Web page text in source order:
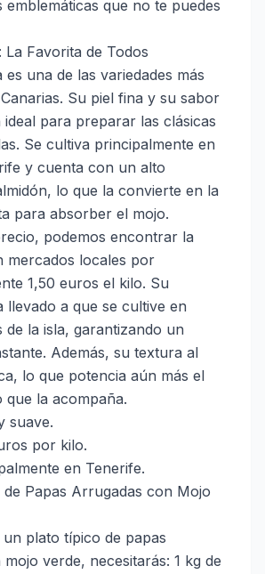
emblemáticas que no te puedes
La Favorita de Todos
es una de las variedades más
Su piel fina y su sabor
para preparar las clásicas
Se cultiva principalmente en
y cuenta con un alto
lo que la convierte en la
para absorber el mojo.
podemos encontrar la
mercados locales por
1,50 euros el kilo. Su
llevado a que se cultive en
de la isla, garantizando un
Además, su textura al
lo que potencia aún más el
que la acompaña.
suave.
por kilo.
en Tenerife.
de Papas Arrugadas con Mojo
plato típico de papas
verde, necesitarás: 1 kg de